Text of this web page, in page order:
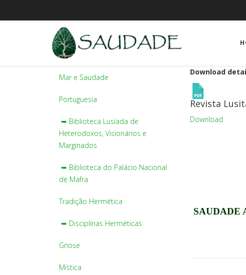
Mar e Saudade
Portuguesia
➥ Biblioteca Lusíada de
Heterodoxos, Visionários e
Marginados
➥ Biblioteca do Palácio Nacional
de Mafra
Tradição Hermética
➥ Disciplinas Herméticas
Gnose
Mística
Download
Revista
Download
SAUDADE